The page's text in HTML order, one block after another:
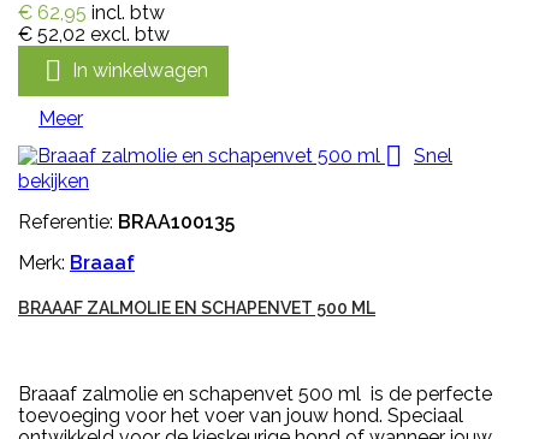
€ 62,95 incl. btw
€ 52,02 excl. btw
 In winkelwagen
Meer

Snel
bekijken
Referentie: BRAA100135
Merk: Braaaf
BRAAAF ZALMOLIE EN SCHAPENVET 500 ML
Braaaf zalmolie en schapenvet 500 ml is de perfecte
toevoeging voor het voer van jouw hond. Speciaal